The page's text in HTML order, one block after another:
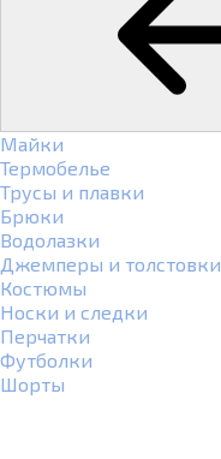
Майки
Термобелье
Трусы и плавки
Брюки
Водолазки
Джемперы и толстовки
Костюмы
Носки и следки
Перчатки
Футболки
Шорты